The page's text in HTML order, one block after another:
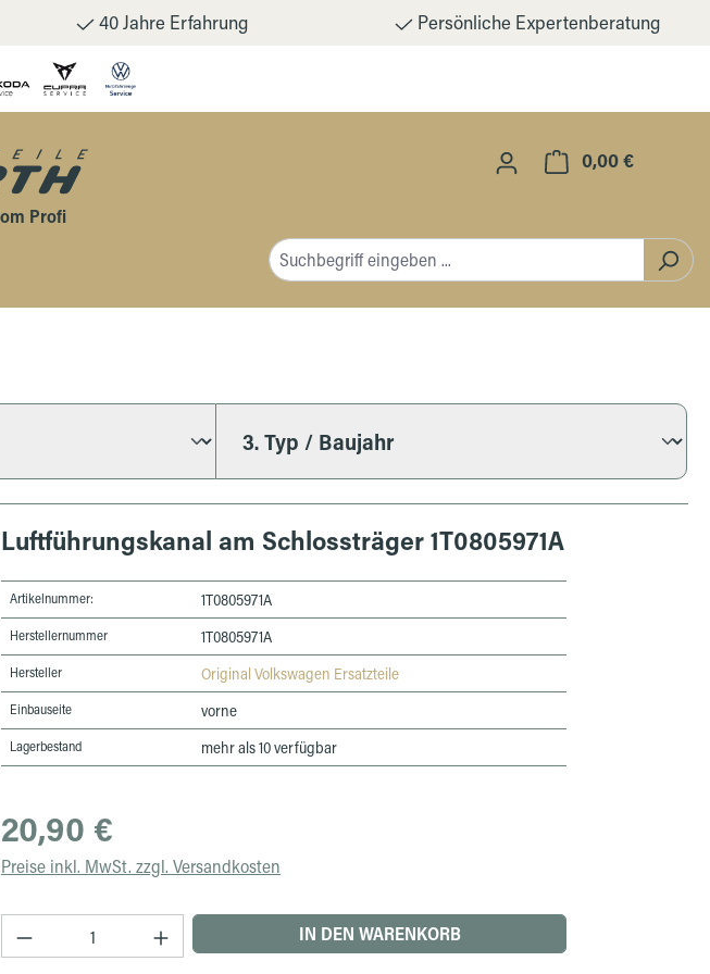
40 Jahre Erfahrung Persönliche Expertenberatung
0,00 €
Profi
Luftführungskanal am Schlossträger 1T0805971A
Artikelnummer: 1T0805971A
Herstellernummer 1T0805971A
Hersteller Original Volkswagen Ersatzteile
Einbauseite vorne
Lagerbestand mehr als 10 verfügbar
Regulärer Preis:
20,90 €
Preise inkl. MwSt. zzgl. Versandkosten
Produkt Anzahl: Gib den gewünschten Wert ein oder benutze
IN DEN WARENKORB